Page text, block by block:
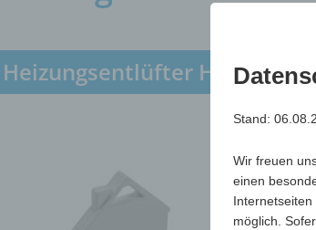
Heizungsentlüfter Haus
max.
Art.-
Stand:
Wir freuen
einen
möglich.